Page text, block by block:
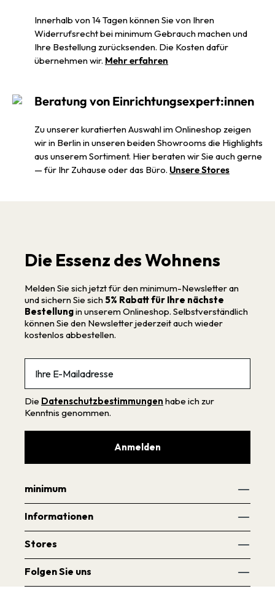
Innerhalb von 14 Tagen können Sie von Ihren
Widerrufsrecht bei minimum Gebrauch machen und
Ihre Bestellung zurücksenden. Die Kosten dafür
übernehmen wir. Mehr erfahren
Beratung von Einrichtungsexpert:innen
Zu unserer kuratierten Auswahl im Onlineshop zeigen
wir in Berlin in unseren beiden Showrooms die Highlights
aus unserem Sortiment. Hier beraten wir Sie auch gerne
— für Ihr Zuhause oder das Büro. Unsere Stores
Die Essenz des Wohnens
Melden Sie sich jetzt für den minimum-Newsletter an
und sichern Sie sich 5% Rabatt für Ihre nächste
Bestellungin unserem Onlineshop. Selbstverständlich
können Sie den Newsletter jederzeit auch wieder
kostenlos abbestellen.
Die Datenschutzbestimmungen habe ich zur
Kenntnis genommen.
Anmelden
minimum
Informationen
Stores
Folgen Sie uns